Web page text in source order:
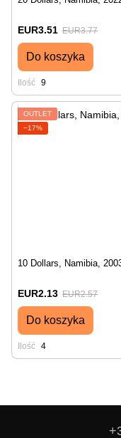
EUR3.51 EUR3.77
Do koszyka
Ilość 9
OUTLET
−17%
10 Dollars, Namibia,
EUR2.13 EUR2.57
Do koszyka
Ilość 4